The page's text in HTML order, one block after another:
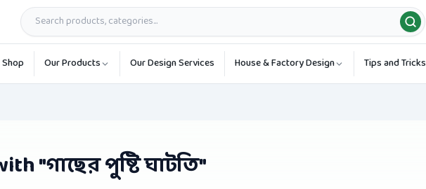
Shop Our Products Our Design Services House & Factory Design Tips and Tricks
"গাছের পুষ্টি ঘাটতি"